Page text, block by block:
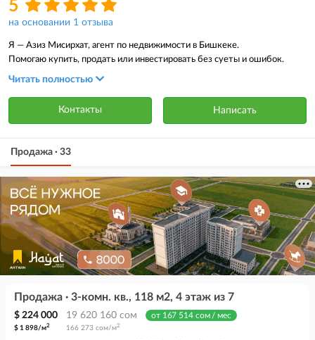
5
на основании 1 отзыва
Я — Азиз Мисирхат, агент по недвижимости в Бишкеке.
Помогаю купить, продать или инвестировать без суеты и ошибок.
Работаю точно, конфиденциально и в интересах клиента.
Связаться со мной:
Telegram: @boldrealtor
Читать полностью
Контакты Написать
Продажа · 33
Продажа · 3-комн. кв., 118 м2, 4 этаж из 7
$ 224 000 19 620 160 сом от 167 514 сом / мес
$ 1 898/м2 166 273 сом/м2